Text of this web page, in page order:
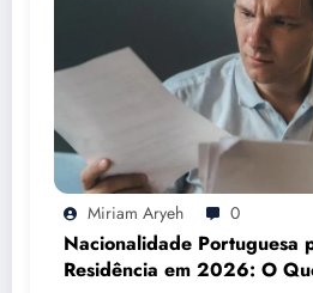
Miriam Aryeh 0
Nacionalidade Portuguesa
Residência em 2026: O